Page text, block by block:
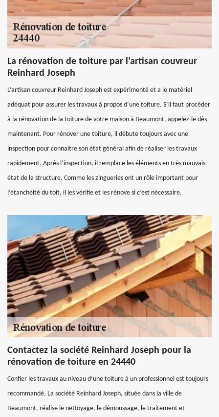
La rénovation de toiture par l’artisan couvreur
Reinhard Joseph
L’artisan couvreur Reinhard Joseph est expérimenté et a le matériel
adéquat pour assurer les travaux à propos d’une toiture. S’il faut procéder
à la rénovation de la toiture de votre maison à Beaumont, appelez-le dès
maintenant. Pour rénover une toiture, il débute toujours avec une
inspection pour connaitre son état général afin de réaliser les travaux
rapidement. Après l’inspection, il remplace les éléments en très mauvais
état de la structure. Comme les zingueries ont un rôle important pour
l’étanchéité du toit, il les vérifie et les rénove si c’est nécessaire.
Contactez la société Reinhard Joseph pour la
rénovation de toiture en 24440
Confier les travaux au niveau d’une toiture à un professionnel est toujours
recommandé. La société Reinhard Joseph, située dans la ville de
Beaumont, réalise le nettoyage, le démoussage, le traitement et